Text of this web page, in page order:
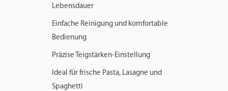
Lebensdauer
Einfache Reinigung und komfortable
Bedienung
Präzise Teigstärken-Einstellung
Ideal für frische Pasta, Lasagne und
Spaghetti